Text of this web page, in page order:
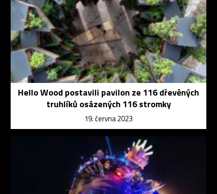
Hello Wood postavili pavilon ze 116 dřevěných
truhlíků osázených 116 stromky
19. června 2023